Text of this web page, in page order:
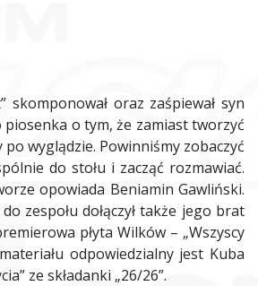
oraz zaśpiewał syn
piosenka o tym, że zamiast tworzyć
wyglądzie. Powinniśmy zobaczyć
do stołu i zacząć rozmawiać.
opowiada Beniamin Gawliński.
zespołu dołączył także jego brat
płyta Wilków – „Wszyscy
odpowiedzialny jest Kuba
ze składanki „26/26”.